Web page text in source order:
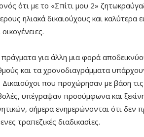
ότι με το «Σπίτι μου 2»
ηλιακά δικαιούχους και καλύτερα
για άλλη μια φορά
και τα χρονοδιαγράμματα
Δικαιούχοι που προχώρησαν με βάση
υπέγραψαν προσύμφωνα και
σήμερα ενημερώνονται ότι
τραπεζικές διαδικασίες.